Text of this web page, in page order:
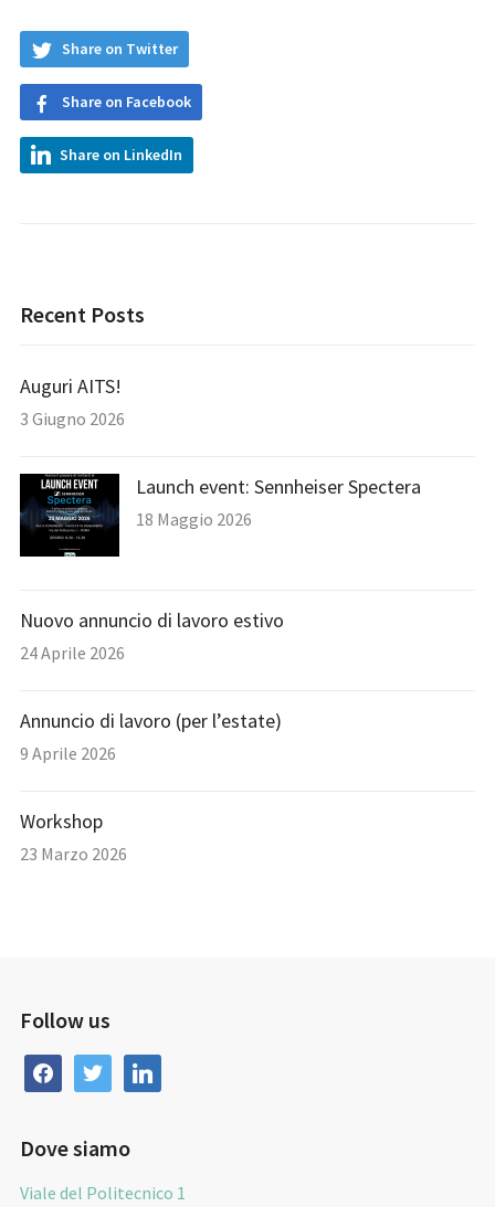
Share on Twitter
Share on Facebook
Share on LinkedIn
Recent Posts
Auguri AITS!
3 Giugno 2026
Launch event: Sennheiser Spectera
18 Maggio 2026
Nuovo annuncio di lavoro estivo
24 Aprile 2026
Annuncio di lavoro (per l’estate)
9 Aprile 2026
Workshop
23 Marzo 2026
Follow us
facebooktwitter linkedin
Dove siamo
Viale del Politecnico 1